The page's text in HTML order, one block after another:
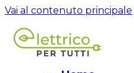
Vai al contenuto principale